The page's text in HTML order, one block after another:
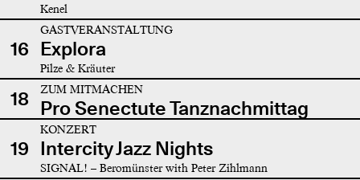
Kenel
16
GASTVERANSTALTUNG
Explora
Pilze & Kräuter
18 ZUM MITMACHEN
Pro Senectute Tanznachmittag
19
KONZERT
Intercity Jazz Nights
SIGNAL! – Beromünster with Peter Zihlmann